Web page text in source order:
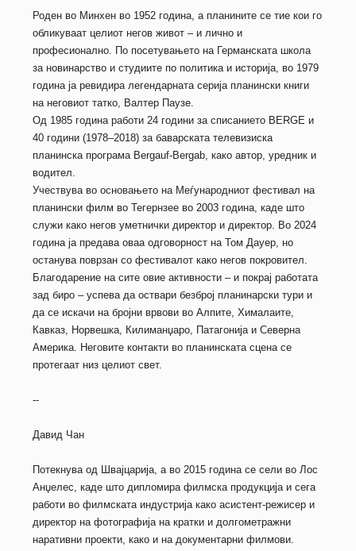
Роден во Минхен во 1952 година, а планините се тие кои го
обликуваат целиот негов живот – и лично и
професионално. По посетувањето на Германската школа
за новинарство и студиите по политика и историја, во 1979
година ја ревидира легендарната серија планински книги
на неговиот татко, Валтер Паузе.
Од 1985 година работи 24 години за списанието BERGE и
40 години (1978–2018) за баварската телевизиска
планинска програма Bergauf-Bergab, како автор, уредник и
водител.
Учествува во основањето на Меѓународниот фестивал на
планински филм во Тегернзее во 2003 година, каде што
служи како негов уметнички директор и директор. Во 2024
година ја предава оваа одговорност на Том Дауер, но
останува поврзан со фестивалот како негов покровител.
Благодарение на сите овие активности – и покрај работата
зад биро – успева да оствари безброј планинарски тури и
да се искачи на бројни врвови во Алпите, Хималаите,
Кавказ, Норвешка, Килиманџаро, Патагонија и Северна
Америка. Неговите контакти во планинската сцена се
протегаат низ целиот свет.
--
Давид Чан
Потекнува од Швајцарија, а во 2015 година се сели во Лос
Анџелес, каде што дипломира филмска продукција и сега
работи во филмската индустрија како асистент-режисер и
директор на фотографија на кратки и долгометражни
наративни проекти, како и на документарни филмови.